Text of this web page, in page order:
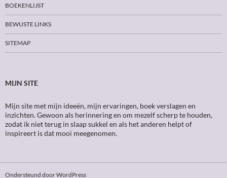
BOEKENLIJST
BEWUSTE LINKS
SITEMAP
MIJN SITE
Mijn site met mijn ideeën, mijn ervaringen, boek verslagen en
inzichten. Gewoon als herinnering en om mezelf scherp te houden,
zodat ik niet terug in slaap sukkel en als het anderen helpt of
inspireert is dat mooi meegenomen.
Ondersteund door WordPress